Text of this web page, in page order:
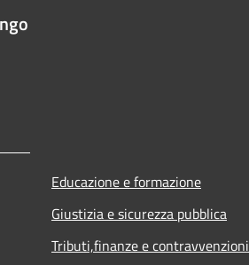
Educazione e formazione
Giustizia e sicurezza pubblica
Tributi,finanze e contravvenzioni